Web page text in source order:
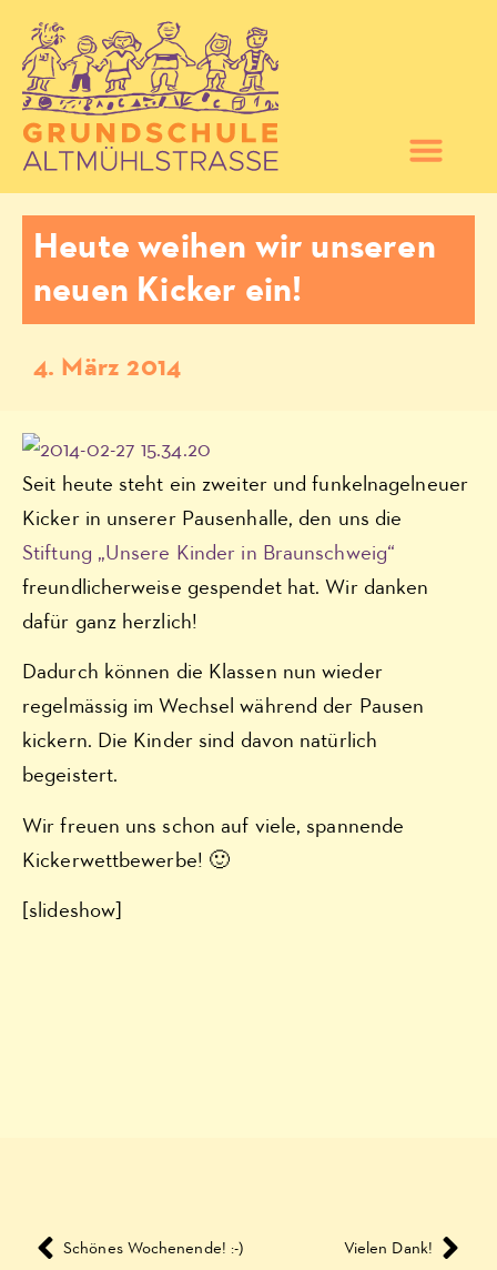
Heute weihen wir unseren
neuen Kicker ein!
4. März 2014
Seit heute steht ein zweiter und funkelnagelneuer
Kicker in unserer Pausenhalle, den uns die
Stiftung „Unsere Kinder in Braunschweig“
freundlicherweise gespendet hat. Wir danken
dafür ganz herzlich!
Dadurch können die Klassen nun wieder
regelmässig im Wechsel während der Pausen
kickern. Die Kinder sind davon natürlich
begeistert.
Wir freuen uns schon auf viele, spannende
Kickerwettbewerbe! 🙂
[slideshow]
Schönes Wochenende! :-) Vielen Dank!